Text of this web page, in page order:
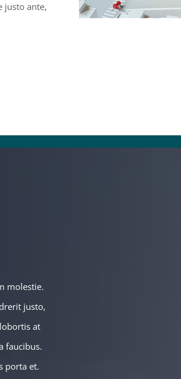
justo ante,
molestie.
justo,
at
faucibus.
porta et.